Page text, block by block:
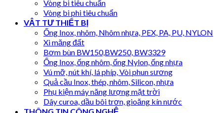
Vòng bi tiêu chuẩn
Vòng bi phi tiêu chuẩn
VẬT TƯ THIẾT BỊ
Ống Inox, nhôm, Nhôm nhựa, PEX, PA, PU, NYLON
Xi măng đất
Bơm bùn BW150,BW250, BW3329
Ống Inox, ống nhôm, ống Nylon, ống nhựa
Vú mỡ, nút khí, lá phíp, Vòi phun sương
Quả cầu Inox, thép, nhôm, Silicon, nhựa
Phụ kiện máy năng lượng mặt trời
Dây curoa, dầu bôi trơn, gioăng kín nước